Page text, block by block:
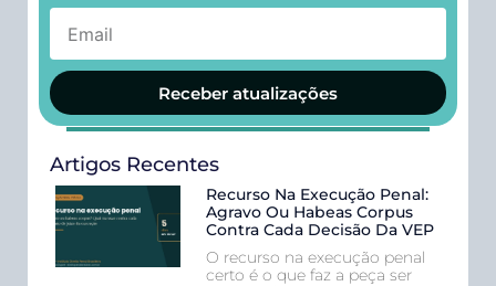
Receber atualizações
Artigos Recentes
Recurso Na Execução Penal:
Agravo Ou Habeas Corpus
Contra Cada Decisão Da VEP
O recurso na execução penal
certo é o que faz a peça ser